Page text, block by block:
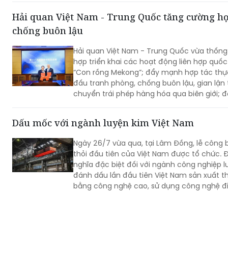
Hải quan Việt Nam - Trung Quốc tăng cường
chống buôn lậu
Hải quan Việt Nam - Trung Quốc vừa
hợp triển khai các hoạt động liên hợp
“Con rồng Mekong”; đẩy mạnh hợp tác
đấu tranh phòng, chống buôn lậu, gian
chuyển trái phép hàng hóa qua biên giới;
dụng, thuốc lá và các hành vi xâm phạm
Dấu mốc với ngành luyện kim Việt Nam
Ngày 26/7 vừa qua, tại Lâm Đồng, lễ công
thỏi đầu tiên của Việt Nam được tổ chức.
nghĩa đặc biệt đối với ngành công nghiệp
đánh dấu lần đầu tiên Việt Nam sản xuất
bằng công nghệ cao, sử dụng công nghệ